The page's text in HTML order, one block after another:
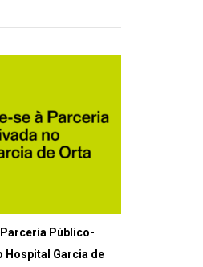
Parceria Público-
Hospital Garcia de